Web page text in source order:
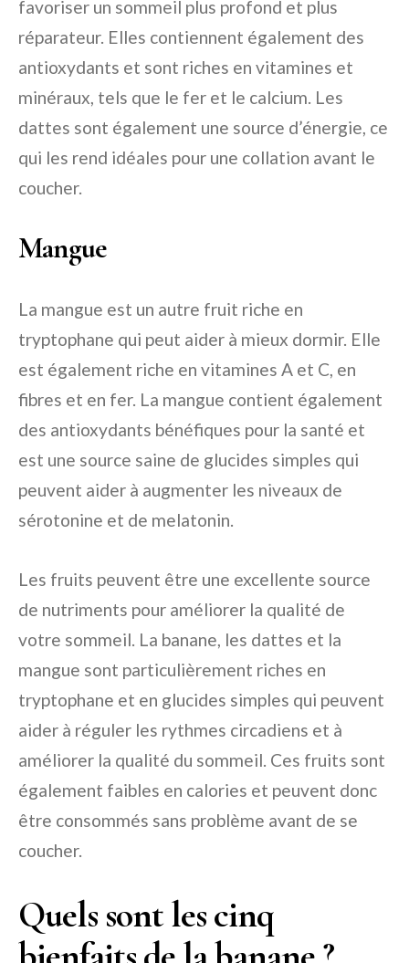
favoriser un sommeil plus profond et plus
réparateur. Elles contiennent également des
antioxydants et sont riches en vitamines et
minéraux, tels que le fer et le calcium. Les
dattes sont également une source d’énergie, ce
qui les rend idéales pour une collation avant le
coucher.
Mangue
La mangue est un autre fruit riche en
tryptophane qui peut aider à mieux dormir. Elle
est également riche en vitamines A et C, en
fibres et en fer. La mangue contient également
des antioxydants bénéfiques pour la santé et
est une source saine de glucides simples qui
peuvent aider à augmenter les niveaux de
sérotonine et de melatonin.
Les fruits peuvent être une excellente source
de nutriments pour améliorer la qualité de
votre sommeil. La banane, les dattes et la
mangue sont particulièrement riches en
tryptophane et en glucides simples qui peuvent
aider à réguler les rythmes circadiens et à
améliorer la qualité du sommeil. Ces fruits sont
également faibles en calories et peuvent donc
être consommés sans problème avant de se
coucher.
Quels sont les cinq